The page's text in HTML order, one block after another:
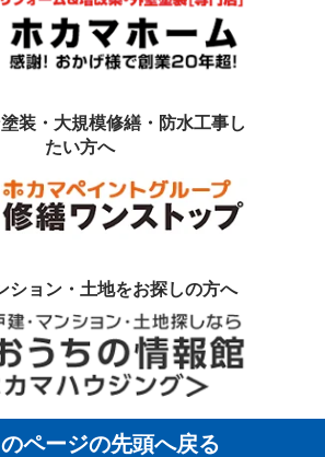
装・大規模修繕・防水工事し
たい方へ
ション・土地をお探しの方へ
ページの先頭へ戻る